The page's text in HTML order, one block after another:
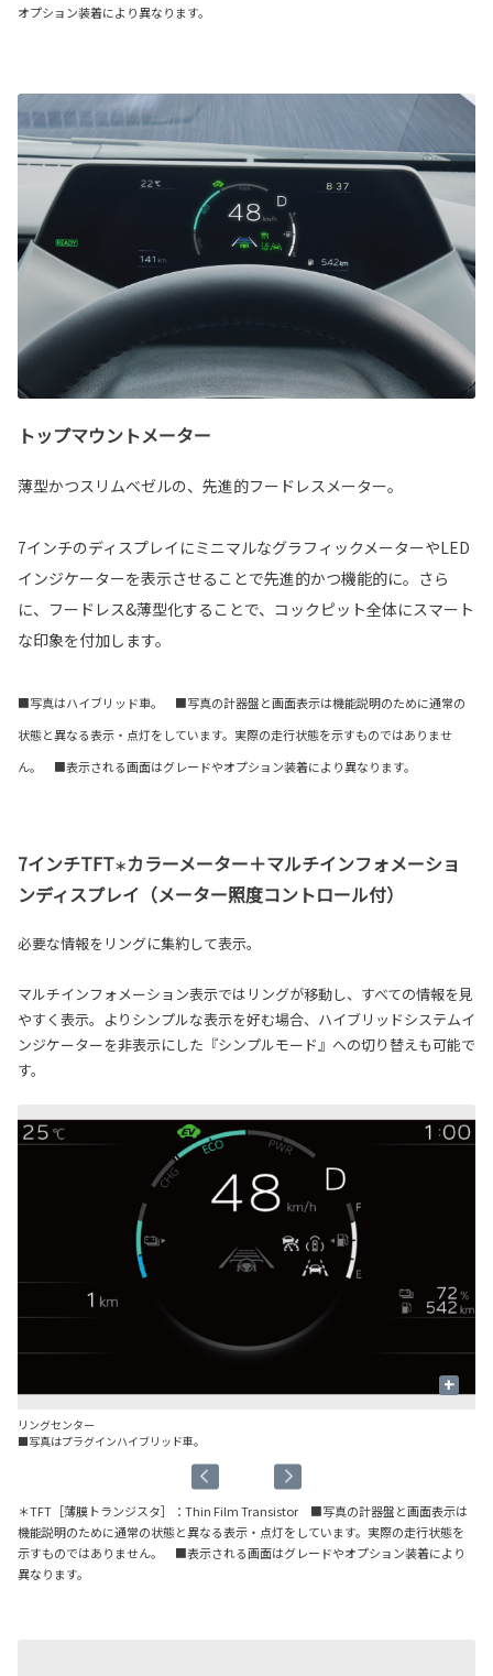
オプション装着により異なります。
トップマウントメーター
薄型かつスリムベゼルの、先進的フードレスメーター。
7インチのディスプレイにミニマルなグラフィックメーターやLED
インジケーターを表示させることで先進的かつ機能的に。さら
に、フードレス&薄型化することで、コックピット全体にスマート
な印象を付加します。
■写真はハイブリッド車。 ■写真の計器盤と画面表示は機能説明のために通常の
状態と異なる表示・点灯をしています。実際の走行状態を示すものではありませ
ん。 ■表示される画面はグレードやオプション装着により異なります。
7インチTFT＊カラーメーター＋マルチインフォメーショ
ンディスプレイ（メーター照度コントロール付）
必要な情報をリングに集約して表示。
マルチインフォメーション表示ではリングが移動し、すべての情報を見
やすく表示。よりシンプルな表示を好む場合、ハイブリッドシステムイ
ンジケーターを非表示にした『シンプルモード』への切り替えも可能で
す。
+
リングセンター
■写真はプラグインハイブリッド車。
＊TFT［薄膜トランジスタ］：Thin Film Transistor ■写真の計器盤と画面表示は
機能説明のために通常の状態と異なる表示・点灯をしています。実際の走行状態を
示すものではありません。 ■表示される画面はグレードやオプション装着により
異なります。